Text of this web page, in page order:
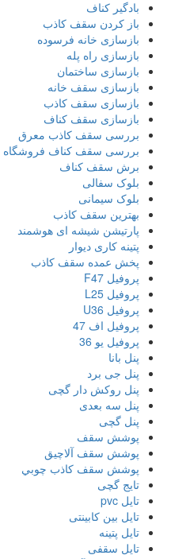
بادگیر کناف
باز کردن سقف کاذب
بازسازی خانه فرسوده
بازسازی راه پله
بازسازی ساختمان
بازسازی سقف خانه
بازسازی سقف کاذب
بازسازی سقف کناف
بررسی سقف کاذب معرق
بررسی سقف کناف فروشگاه
برش سقف کناف
بلوک سفالی
بلوک سیمانی
بهترین سقف کاذب
پارتیشن شیشه ای هوشمند
پتینه کاری دیوار
پخش عمده سقف کاذب
پروفیل F47
پروفیل L25
پروفیل U36
پروفیل اف 47
پروفیل یو 36
پنل بانا
پنل جی برد
پنل روکش دار گچی
پنل سه بعدی
پنل گچی
پوشش سقف
پوشش سقف آلاچیق
پوشش سقف كاذب چوبي
تایج گچی
تایل pvc
تایل بین کابینتی
تایل پتینه
تایل سقفی